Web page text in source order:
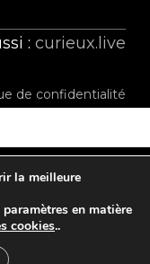
:curieux.live
de confidentialité
tiktok
la meilleure
en matière
cookies..